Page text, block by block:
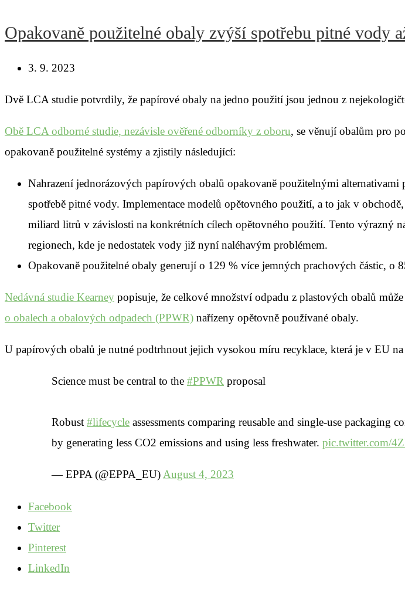
Opakovaně použitelné obaly zvýší spotřebu pitné vody
3. 9. 2023
Dvě LCA studie potvrdily, že papírové obaly na jedno použití jsou jednou z
Obě LCA odborné studie, nezávisle ověřené odborníky z oboru, se věnují obalům pro
opakovaně použitelné systémy a zjistily následující:
Nahrazení jednorázových papírových obalů opakovaně použitelnými
spotřebě pitné vody. Implementace modelů opětovného použití, a to jak v
miliard litrů v závislosti na konkrétních cílech opětovného použití. Tento výrazný
regionech, kde je nedostatek vody již nyní naléhavým problémem.
Opakovaně použitelné obaly generují o 129 % více jemných prachových částic,
Nedávná studie Kearney popisuje, že celkové množství odpadu z plastových obalů
o obalech a obalových odpadech (PPWR) nařízeny opětovně používané obaly.
U papírových obalů je nutné podtrhnout jejich vysokou míru recyklace, která je v EU
Science must be central to the #PPWR proposal
Robust #lifecycle assessments comparing reusable and single-use
by generating less CO2 emissions and using less freshwater. pic.twitter.com/
— EPPA (@EPPA_EU) August 4, 2023
Facebook
Twitter
Pinterest
LinkedIn